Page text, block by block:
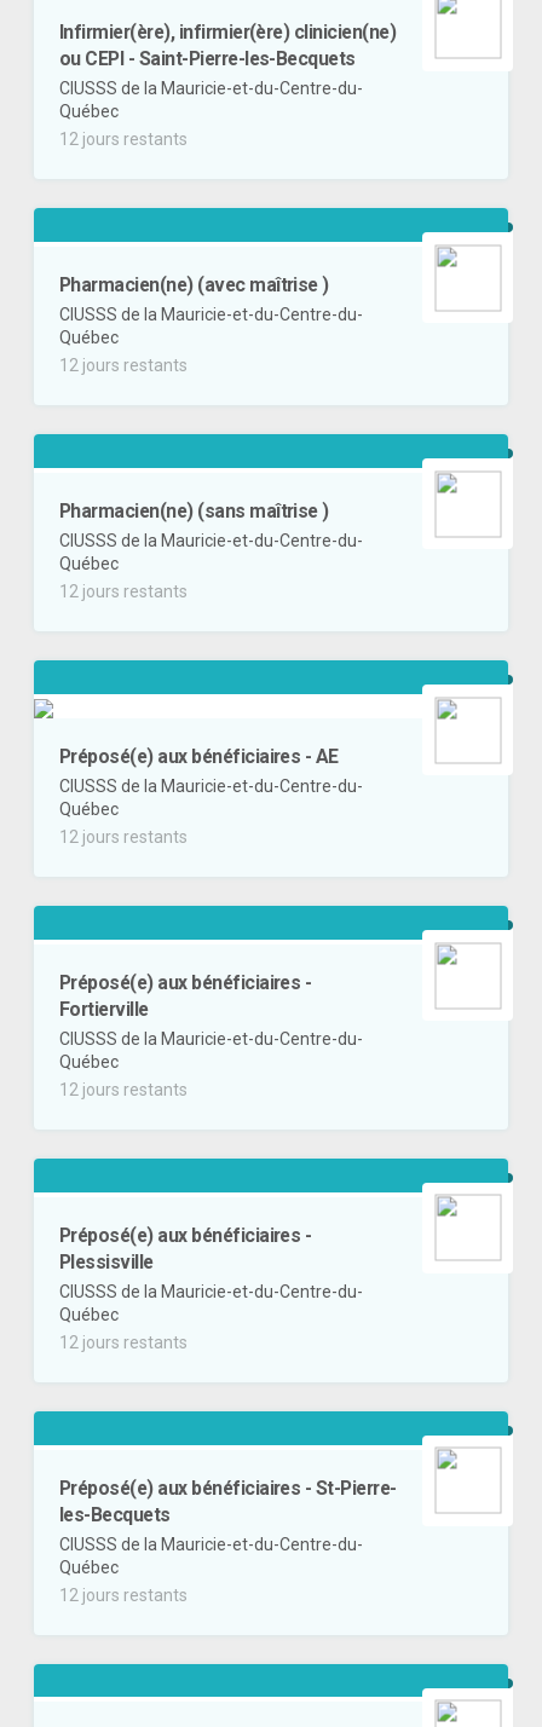
Infirmier(ère), infirmier(ère) clinicien(ne)
ou CEPI - Saint-Pierre-les-Becquets
CIUSSS de la Mauricie-et-du-Centre-du-
Québec
12 jours restants
Pharmacien(ne) (avec maîtrise )
CIUSSS de la Mauricie-et-du-Centre-du-
Québec
12 jours restants
Pharmacien(ne) (sans maîtrise )
CIUSSS de la Mauricie-et-du-Centre-du-
Québec
12 jours restants
Préposé(e) aux bénéficiaires - AE
CIUSSS de la Mauricie-et-du-Centre-du-
Québec
12 jours restants
Préposé(e) aux bénéficiaires -
Fortierville
CIUSSS de la Mauricie-et-du-Centre-du-
Québec
12 jours restants
Préposé(e) aux bénéficiaires -
Plessisville
CIUSSS de la Mauricie-et-du-Centre-du-
Québec
12 jours restants
Préposé(e) aux bénéficiaires - St-Pierre-
les-Becquets
CIUSSS de la Mauricie-et-du-Centre-du-
Québec
12 jours restants